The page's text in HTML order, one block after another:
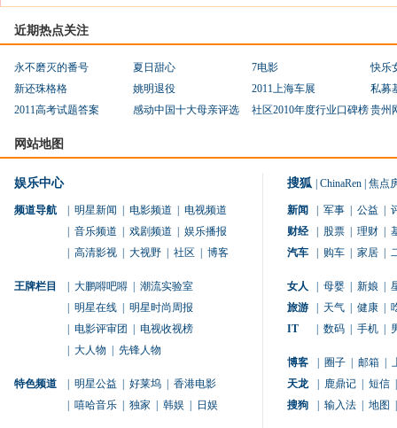
近期热点关注
永不磨灭的番号 夏日甜心 7电影
快乐
新还珠格格
姚明退役 2011上海车展
私募
2011高考试题答案
感动中国十大母亲评选 社区2010年度行业口碑榜贵州
网站地图
娱乐中心
频道导航 明星新闻 电影频道
电视频道
音乐频道 戏剧频道
娱乐播报
高清影视 大视野 社区 博客
王牌栏目 大鹏嘚吧嘚
潮流实验室
明星在线
明星时尚周报
电影评审团
电视收视榜
大人物 先锋人物
特色频道 明星公益 好莱坞
香港电影
嘻哈音乐 独家 韩娱 日娱
搜狐 ChinaRen 焦点
新闻 军事 公益
财经
股票 理财
汽车
购车 家居
女人 母婴 新娘
旅游
天气 健康
IT
数码 手机
博客 圈子 邮箱
天龙
鹿鼎记 短信
搜狗
输入法 地图